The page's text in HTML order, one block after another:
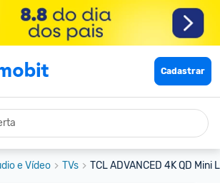
Cadastrar
e Vídeo TVs TCL ADVANCED 4K QD